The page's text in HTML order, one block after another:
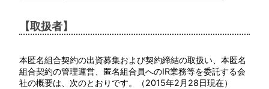
【取扱者】
本匿名組合契約の出資募集および契約締結の取扱い、本匿名
組合契約の管理運営、匿名組合員へのIR業務等を委託する会
社の概要は、次のとおりです。（2015年2月28日現在）